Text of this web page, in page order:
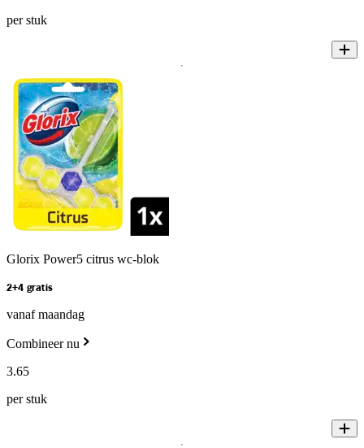
per stuk
Glorix Power5 citrus wc-blok
2+4 gratis
vanaf maandag
Combineer nu
3.65
per stuk